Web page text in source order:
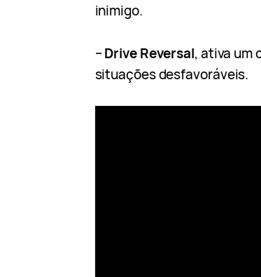
inimigo.
–DriveReversal, ativa um
situações desfavoráveis.